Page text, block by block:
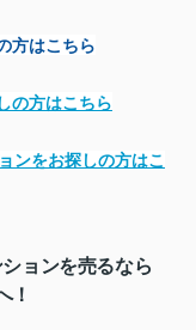
方はこちら
の方はこちら
ンをお探しの方はこ
ョンを売るなら
！